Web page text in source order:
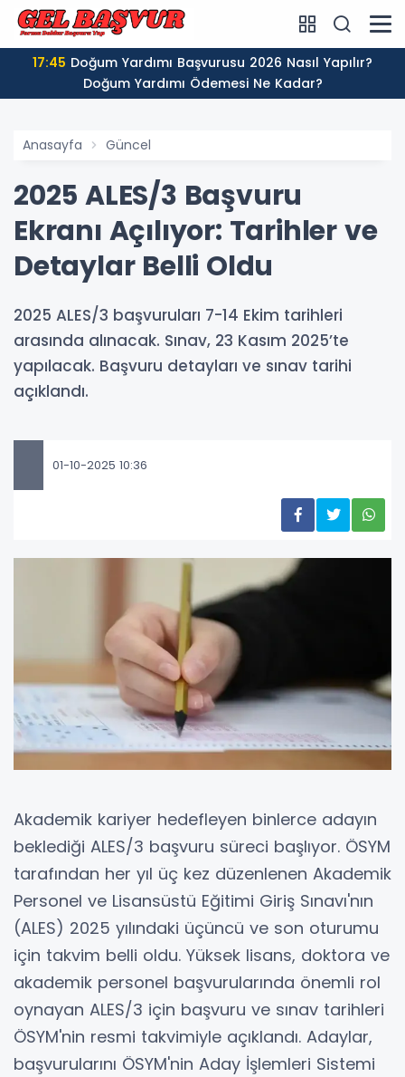
17:45
Doğum Yardımı Ödemesi Ne Kadar?
Anasayfa Güncel
2025 ALES/3 Başvuru
Ekranı Açılıyor: Tarihler ve
Detaylar Belli Oldu
2025 ALES/3 başvuruları 7-14 Ekim tarihleri
arasında alınacak. Sınav, 23 Kasım 2025’te
yapılacak. Başvuru detayları ve sınav tarihi
açıklandı.
01-10-2025 10:36
Akademik kariyer hedefleyen binlerce adayın
beklediği ALES/3 başvuru süreci başlıyor. ÖSYM
tarafından her yıl üç kez düzenlenen Akademik
Personel ve Lisansüstü Eğitimi Giriş Sınavı'nın
(ALES) 2025 yılındaki üçüncü ve son oturumu
için takvim belli oldu. Yüksek lisans, doktora ve
akademik personel başvurularında önemli rol
oynayan ALES/3 için başvuru ve sınav tarihleri
ÖSYM'nin resmi takvimiyle açıklandı. Adaylar,
başvurularını ÖSYM'nin Aday İşlemleri Sistemi